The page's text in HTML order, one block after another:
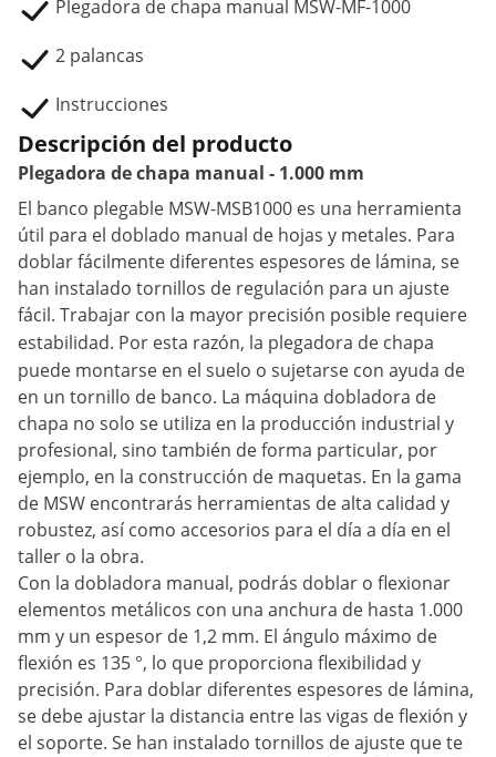
Plegadora de chapa manual MSW-MF-1000
2 palancas
Instrucciones
Descripción del producto
Plegadora de chapa manual - 1.000 mm
El banco plegable MSW-MSB1000 es una herramienta
útil para el doblado manual de hojas y metales. Para
doblar fácilmente diferentes espesores de lámina, se
han instalado tornillos de regulación para un ajuste
fácil. Trabajar con la mayor precisión posible requiere
estabilidad. Por esta razón, la plegadora de chapa
puede montarse en el suelo o sujetarse con ayuda de
en un tornillo de banco. La máquina dobladora de
chapa no solo se utiliza en la producción industrial y
profesional, sino también de forma particular, por
ejemplo, en la construcción de maquetas. En la gama
de MSW encontrarás herramientas de alta calidad y
robustez, así como accesorios para el día a día en el
taller o la obra.
Con la dobladora manual, podrás doblar o flexionar
elementos metálicos con una anchura de hasta 1.000
mm y un espesor de 1,2 mm. El ángulo máximo de
flexión es 135 °, lo que proporciona flexibilidad y
precisión. Para doblar diferentes espesores de lámina,
se debe ajustar la distancia entre las vigas de flexión y
el soporte. Se han instalado tornillos de ajuste que te